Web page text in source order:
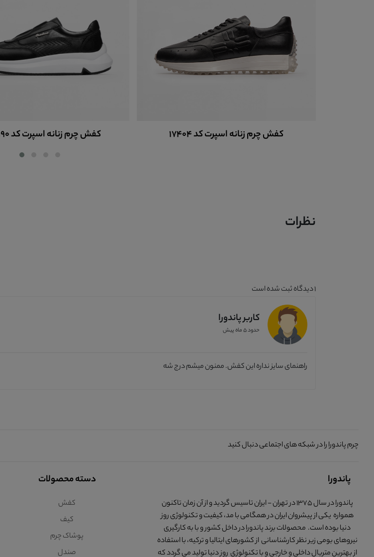
کفش چرم زنانه اسپرت کد 17404 کفش چرم زنانه اسپرت کد W17990
نظرات
1دیدگاه ثبت شده است
کاربر پاندورا
حدود 5 ماه پیش
راهنمای سایز نداره این کفش. ممنون میشم درج شه
چرم پاندورا را در شبکه های اجتماعی دنبال کنید
پاندورا
پاندورا در سال 1375 در تهران - ایران تاسیس گردید و از آن زمان تاکنون
همواره یکی از پیشروان ایران در همگامی با مد، کیفیت و تکنولوژی روز
دنیا بوده است. محصولات برند پاندورا در داخل کشور و با به کارگیری
نیروهای بومی زیر نظر کارشناسانی از کشورهای ایتالیا و ترکیه، با استفاده
از بهترین متریال داخلی و خارجی و با تکنولوژی روز دنیا تولید می گردد که
دسته محصولات
کفش
کیف
پوشاک چرم
صندل